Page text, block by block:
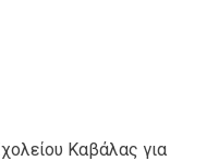
Καβάλας για